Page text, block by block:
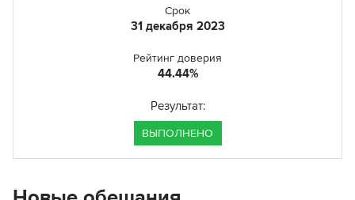
Срок
31 декабря 2023
Рейтинг доверия
44.44
Результат:
ВЫПОЛНЕНО